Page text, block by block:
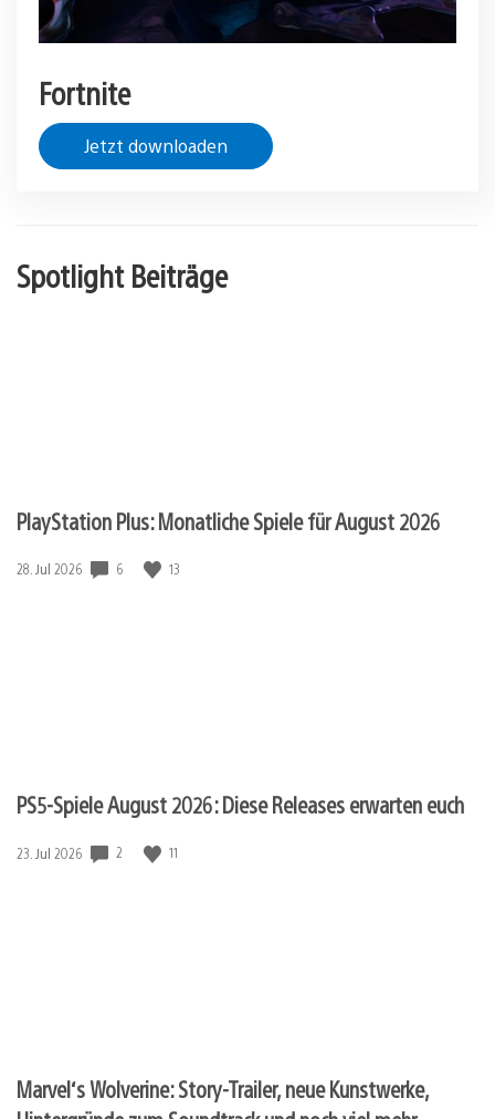
Fortnite
Jetzt downloaden
Spotlight Beiträge
PlayStation Plus: Monatliche Spiele für August 2026
Veröffentlichungsdatum:
28. Jul 2026 6 13
PS5-Spiele August 2026: Diese Releases erwarten euch
Veröffentlichungsdatum:
23. Jul 2026 2 11
Marvel‘s Wolverine: Story-Trailer, neue Kunstwerke,